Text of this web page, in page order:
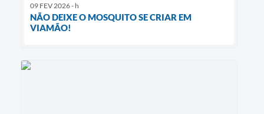
09 FEV 2026 - h
NÃO DEIXE O MOSQUITO SE CRIAR EM
VIAMÃO!